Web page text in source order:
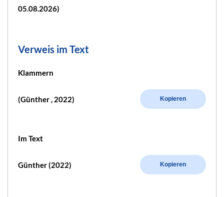
05.08.2026)
Verweis im Text
Klammern
(Günther , 2022) Kopieren
Im Text
Günther (2022) Kopieren